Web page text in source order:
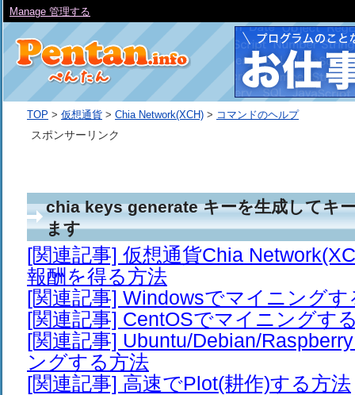
TOP > 仮想通貨 > Chia Network(XCH) > コマンドのヘルプ
chia keys generate キーを生成してキ
ます
[関連記事] 仮想通貨Chia
報酬を得る方法
[関連記事] Windowsでマイニングす
[関連記事] CentOSでマイニングす
[関連記事] Ubuntu/Debian/
ングする方法
[関連記事] 高速でPlot(耕作)する方法
スポンサーリンク
Manage 管理する